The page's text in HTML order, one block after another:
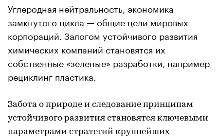
Углеродная нейтральность, экономика
замкнутого цикла — общие цели мировых
корпораций. Залогом устойчивого развития
химических компаний становятся их
собственные «зеленые» разработки, например
рециклинг пластика.
Забота о природе и следование принципам
устойчивого развития становятся ключевыми
параметрами стратегий крупнейших